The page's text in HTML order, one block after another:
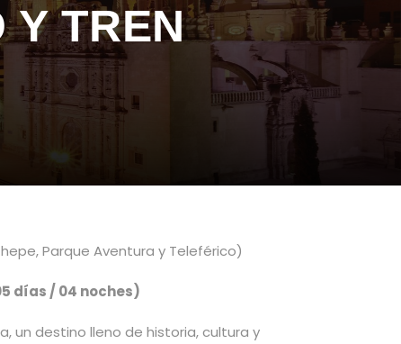
Y TREN
Parque Aventura y Teleférico)
días / 04 noches)
un destino lleno de historia, cultura y